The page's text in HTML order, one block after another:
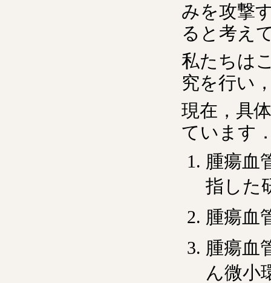
みを攻撃
ると考え
私たちは
究を行い
現在，具
ています
腫瘍血
指した
腫瘍血
腫瘍血
ん微小